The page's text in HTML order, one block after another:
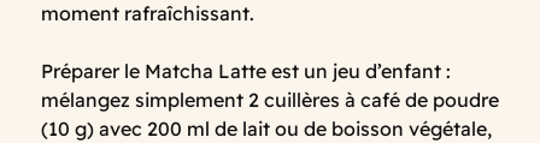
moment rafraîchissant.
Préparer le Matcha Latte est un jeu d’enfant :
mélangez simplement 2 cuillères à café de poudre
(10 g) avec 200 ml de lait ou de boisson végétale,